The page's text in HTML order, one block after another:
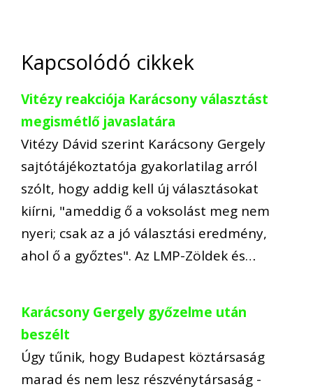
Kapcsolódó cikkek
Vitézy reakciója Karácsony választást
megismétlő javaslatára
Vitézy Dávid szerint Karácsony Gergely
sajtótájékoztatója gyakorlatilag arról
szólt, hogy addig kell új választásokat
kiírni, "ameddig ő a voksolást meg nem
nyeri; csak az a jó választási eredmény,
ahol ő a győztes". Az LMP-Zöldek és…
Karácsony Gergely győzelme után
beszélt
Úgy tűnik, hogy Budapest köztársaság
marad és nem lesz részvénytársaság -